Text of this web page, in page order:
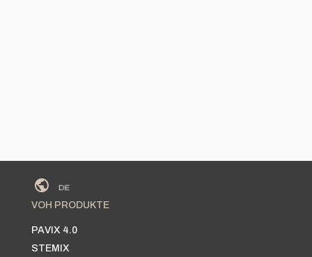
VOH PRODUKTE
PAVIX 4.0
STEMIX